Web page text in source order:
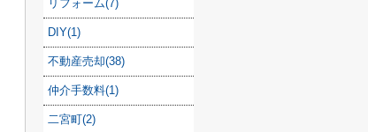
リフォーム(7)
DIY(1)
不動産売却(38)
仲介手数料(1)
二宮町(2)